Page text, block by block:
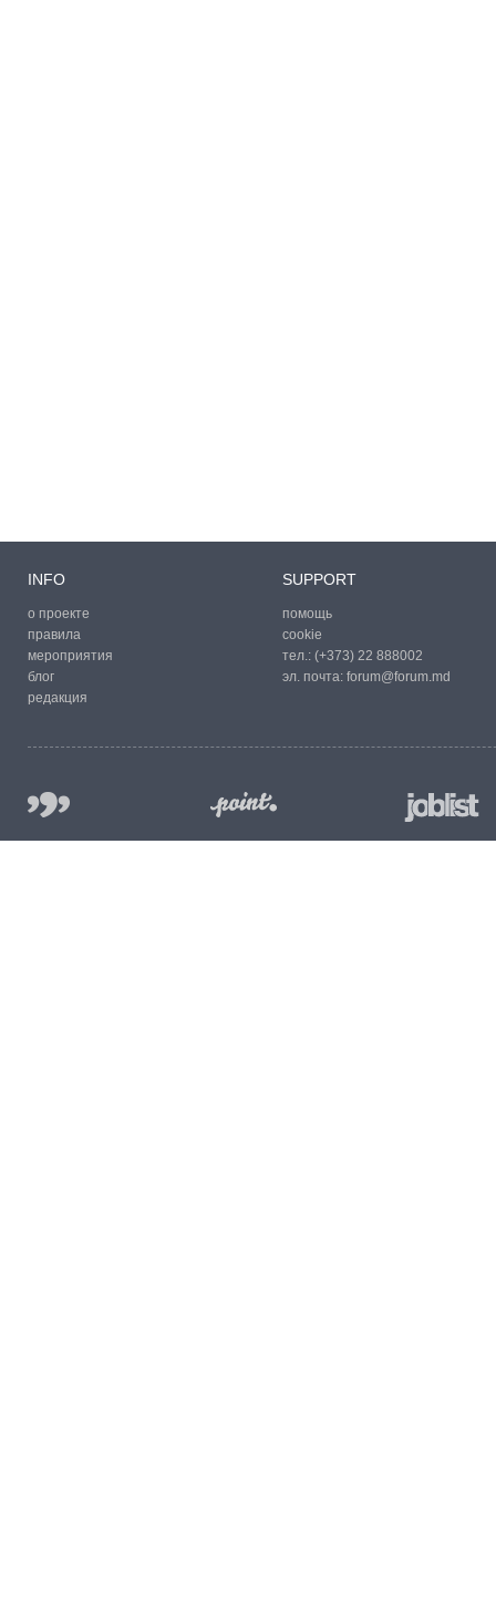
INFO
о проекте
правила
мероприятия
блог
редакция
SUPPORT
помощь
cookie
тел.: (+373) 22 888002
эл. почта: forum@forum.md